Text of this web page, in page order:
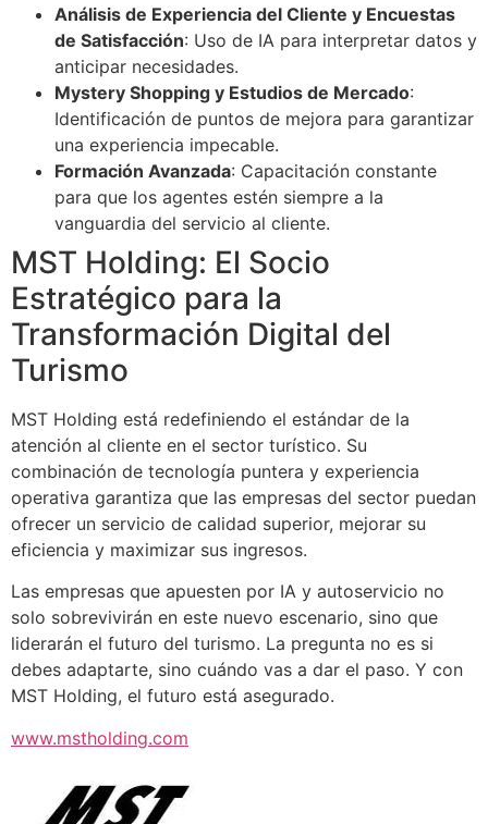
Análisis de Experiencia del Cliente y Encuestas
de Satisfacción: Uso de IA para interpretar datos y
anticipar necesidades.
Mystery Shopping y Estudios de Mercado:
Identificación de puntos de mejora para garantizar
una experiencia impecable.
Formación Avanzada: Capacitación constante
para que los agentes estén siempre a la
vanguardia del servicio al cliente.
MST Holding: El Socio
Estratégico para la
Transformación Digital del
Turismo
MST Holding está redefiniendo el estándar de la
atención al cliente en el sector turístico. Su
combinación de tecnología puntera y experiencia
operativa garantiza que las empresas del sector puedan
ofrecer un servicio de calidad superior, mejorar su
eficiencia y maximizar sus ingresos.
Las empresas que apuesten por IA y autoservicio no
solo sobrevivirán en este nuevo escenario, sino que
liderarán el futuro del turismo. La pregunta no es si
debes adaptarte, sino cuándo vas a dar el paso. Y con
MST Holding, el futuro está asegurado.
www.mstholding.com